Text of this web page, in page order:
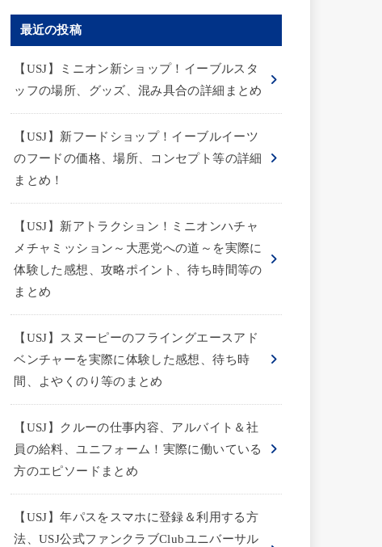
最近の投稿
【USJ】ミニオン新ショップ！イーブルスタ
ッフの場所、グッズ、混み具合の詳細まとめ
【USJ】新フードショップ！イーブルイーツ
のフードの価格、場所、コンセプト等の詳細
まとめ！
【USJ】新アトラクション！ミニオンハチャ
メチャミッション～大悪党への道～を実際に
体験した感想、攻略ポイント、待ち時間等の
まとめ
【USJ】スヌーピーのフライングエースアド
ベンチャーを実際に体験した感想、待ち時
間、よやくのり等のまとめ
【USJ】クルーの仕事内容、アルバイト＆社
員の給料、ユニフォーム！実際に働いている
方のエピソードまとめ
【USJ】年パスをスマホに登録＆利用する方
法、USJ公式ファンクラブClubユニバーサル